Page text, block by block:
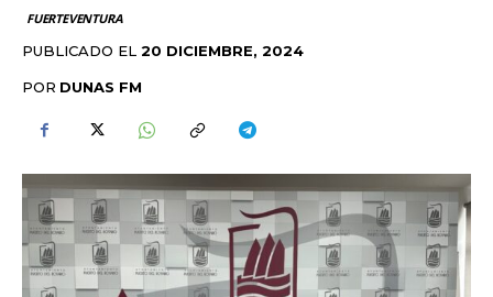
FUERTEVENTURA
PUBLICADO EL 20 DICIEMBRE, 2024
POR DUNAS FM